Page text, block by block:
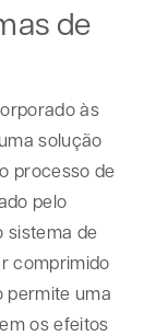
de
às
solução
processo de
pelo
sistema de
comprimido
permite uma
os efeitos